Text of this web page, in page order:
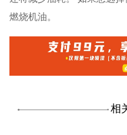
燃烧机油。
相